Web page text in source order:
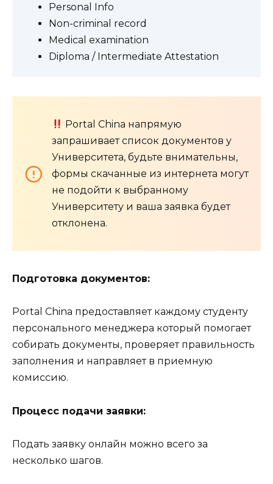
Personal Info
Non-criminal record
Medical examination
Diploma / Intermediate Attestation
Portal China напрямую
запрашивает список документов у
Университета, будьте внимательны,
формы скачанные из интернета могут
не подойти к выбранному
Университету и ваша заявка будет
отклонена.
Подготовка документов:
Portal China предоставляет каждому студенту
персонального менеджера который помогает
собирать документы, проверяет правильность
заполнения и направляет в приемную
комиссию.
Процесс подачи заявки:
Подать заявку онлайн можно всего за
несколько шагов.